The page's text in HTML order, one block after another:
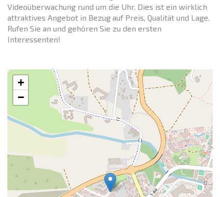
Videoüberwachung rund um die Uhr. Dies ist ein wirklich
attraktives Angebot in Bezug auf Preis, Qualität und Lage.
Rufen Sie an und gehören Sie zu den ersten
Interessenten!
+
−